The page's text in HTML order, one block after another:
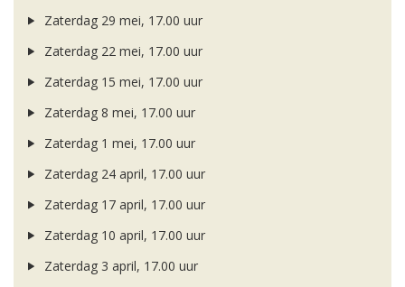
Zaterdag 29 mei, 17.00 uur
Zaterdag 22 mei, 17.00 uur
Zaterdag 15 mei, 17.00 uur
Zaterdag 8 mei, 17.00 uur
Zaterdag 1 mei, 17.00 uur
Zaterdag 24 april, 17.00 uur
Zaterdag 17 april, 17.00 uur
Zaterdag 10 april, 17.00 uur
Zaterdag 3 april, 17.00 uur